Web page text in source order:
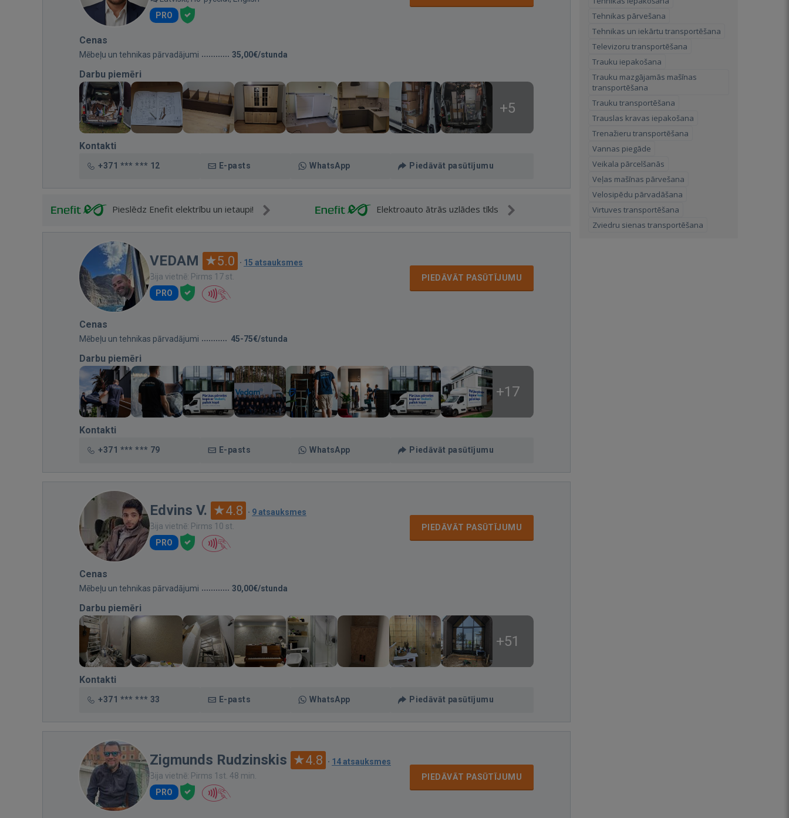
PRO
Cenas
Mēbeļu un tehnikas pārvadājumi 35,00€/stunda
Darbu piemēri
+5
Kontakti
+371 *** *** 12 E-pasts WhatsApp Piedāvāt pasūtījumu
Pieslēdz Enefit elektrību un ietaupi! Elektroauto ātrās uzlādes tīkls
VEDAM 5.0 · 15 atsauksmes
Bija vietnē: Pirms 17 st.
PRO
PIEDĀVĀT PASŪTĪJUMU
Cenas
Mēbeļu un tehnikas pārvadājumi 45-75€/stunda
Darbu piemēri
+17
Kontakti
+371 *** *** 79 E-pasts WhatsApp Piedāvāt pasūtījumu
Edvins V. 4.8 · 9 atsauksmes
Bija vietnē: Pirms 10 st.
PRO
PIEDĀVĀT PASŪTĪJUMU
Cenas
Mēbeļu un tehnikas pārvadājumi 30,00€/stunda
Darbu piemēri
+51
Kontakti
+371 *** *** 33 E-pasts WhatsApp Piedāvāt pasūtījumu
Zigmunds Rudzinskis 4.8 · 14 atsauksmes
Bija vietnē: Pirms 1st. 48 min.
PRO
PIEDĀVĀT PASŪTĪJUMU
Tehnikas pārvešana
Tehnikas un iekārtu transportēšana
Televizoru transportēšana
Trauku iepakošana
Trauku mazgājamās mašīnas
transportēšana
Trauku transportēšana
Trauslas kravas iepakošana
Trenažieru transportēšana
Vannas piegāde
Veikala pārcelšanās
Veļas mašīnas pārvešana
Velosipēdu pārvadāšana
Virtuves transportēšana
Zviedru sienas transportēšana